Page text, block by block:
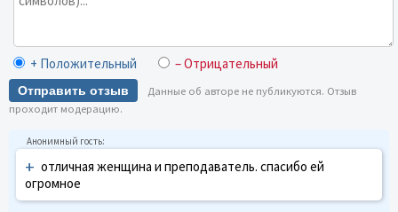
+ Положительный – Отрицательный
Отправить отзыв
Данные об авторе не публикуются. Отзыв
проходит модерацию.
+ отличная женщина и преподаватель. спасибо ей
огромное